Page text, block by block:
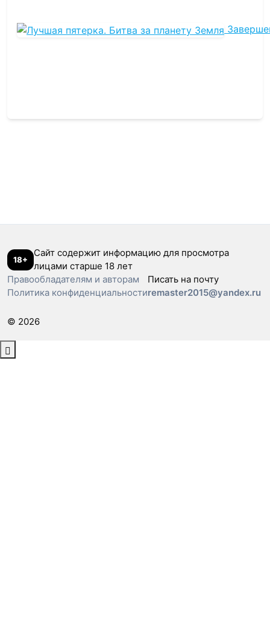
18+
Сайт содержит информацию для просмотра
лицами старше 18 лет
Правообладателям и авторам
Политика конфиденциальности
Писать на почту
remaster2015@yandex.ru
© 2026